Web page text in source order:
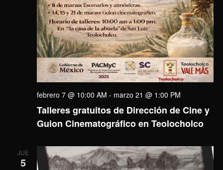
Talleres gratuitos de Dirección de Cine y
Guion Cinematográfico en Teolocholco
febrero 7 @ 10:00 AM - marzo 21 @ 1:00 PM
JUE
5